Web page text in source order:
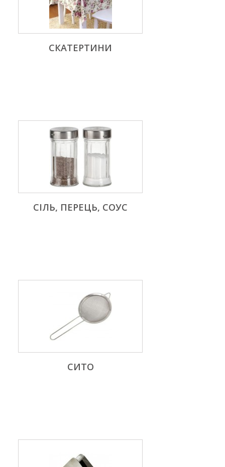
СКАТЕРТИНИ
СІЛЬ, ПЕРЕЦЬ, СОУС
СИТО